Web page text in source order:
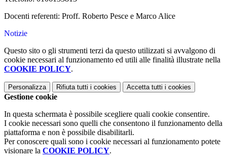
Docenti referenti: Proff. Roberto Pesce e Marco Alice
Notizie
Questo sito o gli strumenti terzi da questo utilizzati si avvalgono di
cookie necessari al funzionamento ed utili alle finalità illustrate nella
COOKIE POLICY.
Personalizza Rifiuta tutti i cookies Accetta tutti i cookies
Gestione cookie
In questa schermata è possibile scegliere quali cookie consentire.
I cookie necessari sono quelli che consentono il funzionamento della
piattaforma e non è possibile disabilitarli.
Per conoscere quali sono i cookie necessari al funzionamento potete
visionare la COOKIE POLICY.